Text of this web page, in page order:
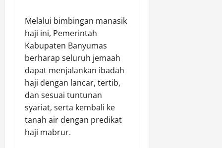
Melalui bimbingan manasik
haji ini, Pemerintah
Kabupaten Banyumas
berharap seluruh jemaah
dapat menjalankan ibadah
haji dengan lancar, tertib,
dan sesuai tuntunan
syariat, serta kembali ke
tanah air dengan predikat
haji mabrur.